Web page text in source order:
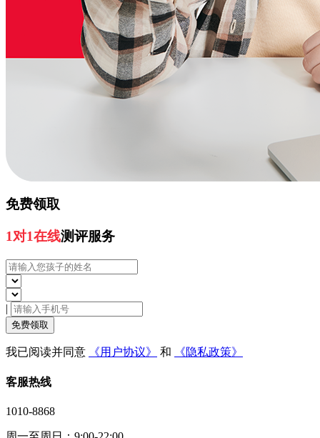
免费领取
1对1在线测评服务
|
免费领取
我已阅读并同意 《用户协议》 和 《隐私政策》
客服热线
1010-8868